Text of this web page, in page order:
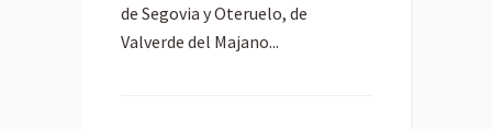
de Segovia y Oteruelo, de
Valverde del Majano...